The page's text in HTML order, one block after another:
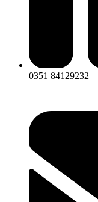
0351 84129232